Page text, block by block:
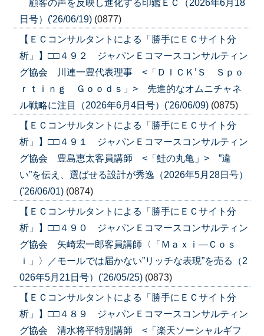
顧客の声を反映し進化する印鑑ＥＣ（2026年6月18
日号）('26/06/19) (0877)
【ＥＣコンサルタントによる「勝手にＥＣサイト分
析」】□□４９２ ジャパンＥコマースコンサルティン
グ協会 川連一豊代表理事 <「ＤＩＣＫ’Ｓ Ｓｐｏ
ｒｔｉｎｇ Ｇｏｏｄｓ」> 先進的なオムニチャネ
ル戦略に注目（2026年6月4日号）('26/06/09) (0875)
【ＥＣコンサルタントによる「勝手にＥＣサイト分
析」】□□４９１ ジャパンＥコマースコンサルティン
グ協会 豊島恵太客員講師 <「鮭の丸亀」> ”違
い”を伝え、選ばせる設計が秀逸（2026年5月28日号）
('26/06/01) (0874)
【ＥＣコンサルタントによる「勝手にＥＣサイト分
析」】□□４９０ ジャパンＥコマースコンサルティン
グ協会 矢崎宏一郎客員講師〈「Ｍａｘｉ―Ｃｏｓ
ｉ」〉／モールでは届かない”リッチな表現”を売る（2
026年5月21日号）('26/05/25) (0873)
【ＥＣコンサルタントによる「勝手にＥＣサイト分
析」】□□４８９ ジャパンＥコマースコンサルティン
グ協会 清水将平特別講師 <「楽天ソーシャルギフ